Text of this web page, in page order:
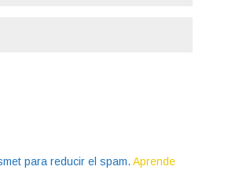
para reducir el spam. Aprende